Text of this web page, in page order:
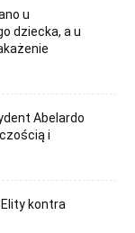
u
dziecka, a u
Abelardo
i
kontra